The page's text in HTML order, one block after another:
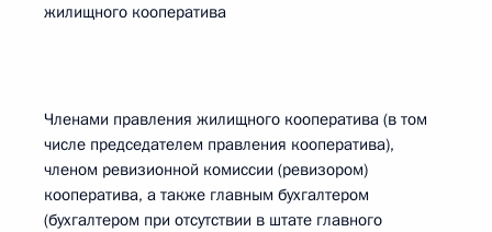
жилищного кооператива
Членами правления жилищного кооператива (в том
числе председателем правления кооператива),
членом ревизионной комиссии (ревизором)
кооператива, а также главным бухгалтером
(бухгалтером при отсутствии в штате главного